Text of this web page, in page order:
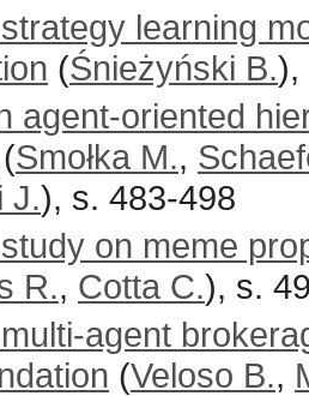
learning
(Śnieżyński B.),
agent-oriented
(Smołka M.,
J.), s. 483-498
on meme
R., Cotta C.), s.
agent
(Veloso B.,